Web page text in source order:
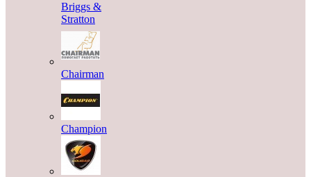
Briggs &
Stratton
Chairman
Champion